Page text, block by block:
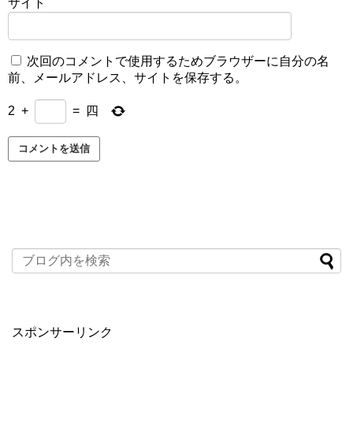
次回のコメントで使用するためブラウザーに自分の名
前、メールアドレス、サイトを保存する。
2 + = 四
スポンサーリンク